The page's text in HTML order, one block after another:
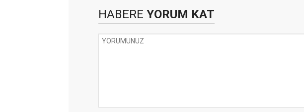
HABERE YORUM KAT